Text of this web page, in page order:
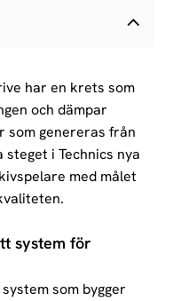
har en krets som
och dämpar
som genereras från
i Technics nya
med målet
system för
som bygger